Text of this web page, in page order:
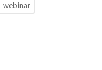
webinar